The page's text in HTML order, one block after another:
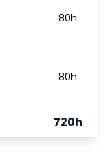
80h
80h
720h